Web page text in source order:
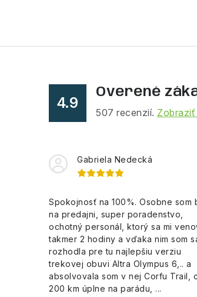
i
e
r
v
k
y
v
4.9
Overené
507 recenzií.
Gabriela Nedecká
Spokojnosť na 100%. Osobne som
na predajni, super poradenstvo,
ochotný personál, ktorý sa mi
takmer 2 hodiny a vďaka nim som
rozhodla pre tu najlepšiu verziu
trekovej obuvi Altra Olympus 6,.. a
absolvovala som v nej Corfu Trail,
200 km úplne na parádu, ...